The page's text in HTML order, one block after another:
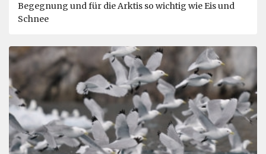
Begegnung und für die Arktis so wichtig wie Eis und
Schnee